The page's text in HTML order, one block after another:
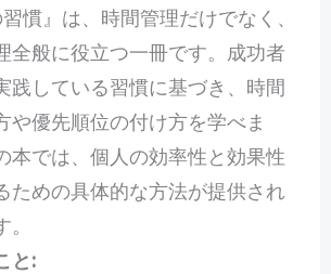
習慣』は、時間管理だけでなく、
全般に役立つ一冊です。成功者
践している習慣に基づき、時間
や優先順位の付け方を学べま
本では、個人の効率性と効果性
ための具体的な方法が提供され
と: